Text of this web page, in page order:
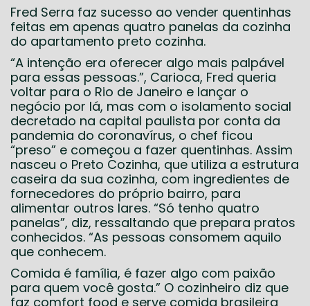
Fred Serra faz sucesso ao vender quentinhas
feitas em apenas quatro panelas da cozinha
do apartamento preto cozinha.
“A intenção era oferecer algo mais palpável
para essas pessoas.”, Carioca, Fred queria
voltar para o Rio de Janeiro e lançar o
negócio por lá, mas com o isolamento social
decretado na capital paulista por conta da
pandemia do coronavírus, o chef ficou
“preso” e começou a fazer quentinhas. Assim
nasceu o Preto Cozinha, que utiliza a estrutura
caseira da sua cozinha, com ingredientes de
fornecedores do próprio bairro, para
alimentar outros lares. “Só tenho quatro
panelas”, diz, ressaltando que prepara pratos
conhecidos. “As pessoas consomem aquilo
que conhecem.
Comida é família, é fazer algo com paixão
para quem você gosta.” O cozinheiro diz que
faz comfort food e serve comida brasileira